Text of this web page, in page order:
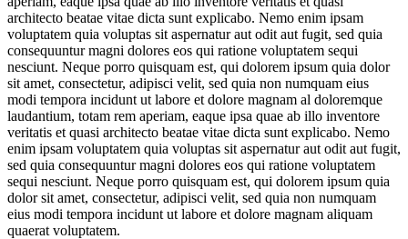
architecto beatae vitae dicta sunt explicabo. Nemo enim ipsam
voluptatem quia voluptas sit aspernatur aut odit aut fugit, sed quia
consequuntur magni dolores eos qui ratione voluptatem sequi
nesciunt. Neque porro quisquam est, qui dolorem ipsum quia dolor
sit amet, consectetur, adipisci velit, sed quia non numquam eius
modi tempora incidunt ut labore et dolore magnam al doloremque
laudantium, totam rem aperiam, eaque ipsa quae ab illo inventore
veritatis et quasi architecto beatae vitae dicta sunt explicabo. Nemo
enim ipsam voluptatem quia voluptas sit aspernatur aut odit aut fugit,
sed quia consequuntur magni dolores eos qui ratione voluptatem
sequi nesciunt. Neque porro quisquam est, qui dolorem ipsum quia
dolor sit amet, consectetur, adipisci velit, sed quia non numquam
eius modi tempora incidunt ut labore et dolore magnam aliquam
quaerat voluptatem.